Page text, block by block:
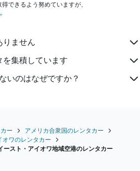
できるよう努めていますが、
りません
を集積しています
いのはなぜですか？
ー
アメリカ合衆国のレンタカー
オワのレンタカー
ースト・アイオワ地域空港のレンタカー